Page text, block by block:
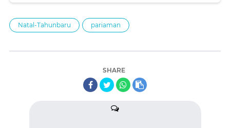
Natal-Tahunbaru pariaman
SHARE